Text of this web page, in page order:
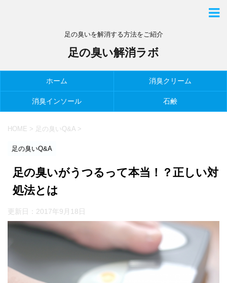
足の臭いを解消する方法をご紹介
足の臭い解消ラボ
ホーム 消臭クリーム
消臭インソール 石鹸
HOME > 足の臭いQ&A >
足の臭いQ&A
足の臭いがうつるって本当！？正しい対
処法とは
更新日： 2017年9月18日